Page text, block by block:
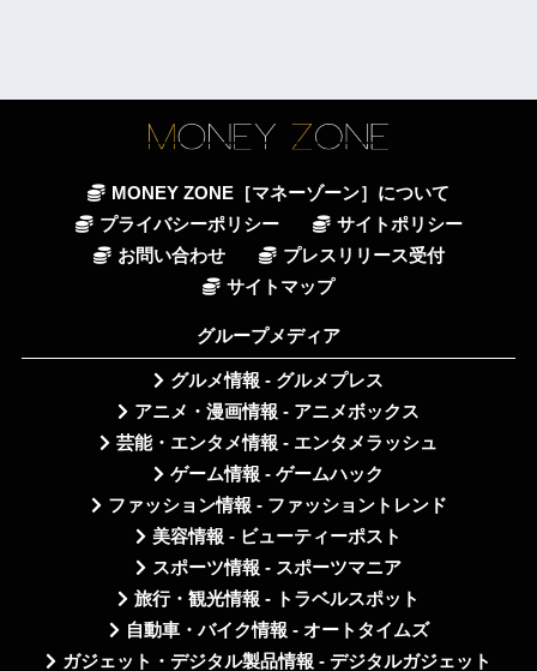
MONEY ZONE［マネーゾーン］について
プライバシーポリシー
サイトポリシー
お問い合わせ
プレスリリース受付
サイトマップ
グループメディア
グルメ情報 - グルメプレス
アニメ・漫画情報 - アニメボックス
芸能・エンタメ情報 - エンタメラッシュ
ゲーム情報 - ゲームハック
ファッション情報 - ファッショントレンド
美容情報 - ビューティーポスト
スポーツ情報 - スポーツマニア
旅行・観光情報 - トラベルスポット
自動車・バイク情報 - オートタイムズ
ガジェット・デジタル製品情報 - デジタルガジェット